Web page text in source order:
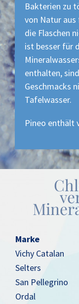
Bakterien zu
von Natur
die Flaschen
ist besser für
enthalten,
Geschmacks
Tafelwasser.
Pineo enthält
Marke
Vichy Catalan
Selters
San Pellegrino
Ordal